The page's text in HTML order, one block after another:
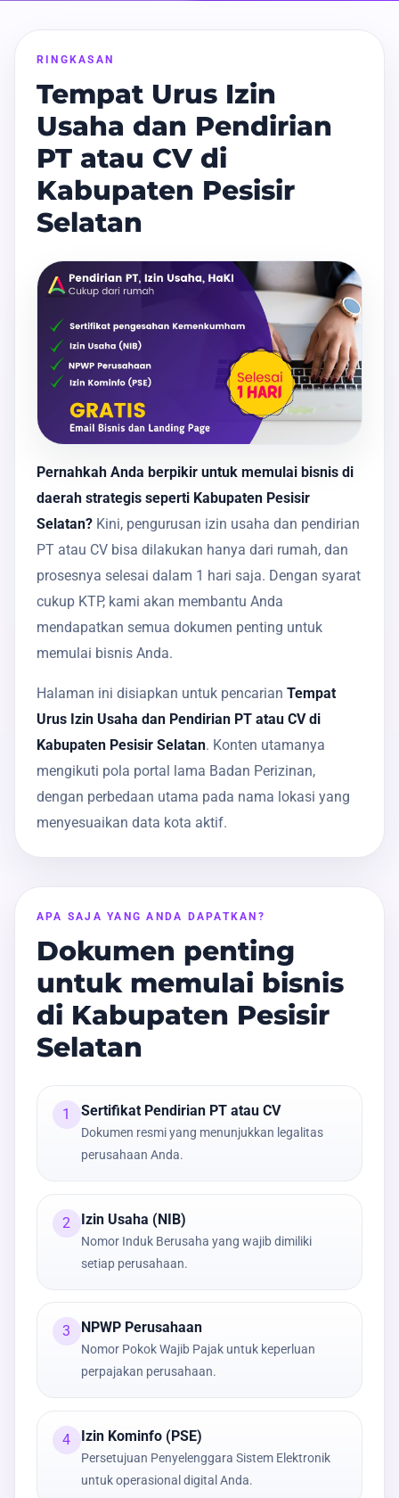
RINGKASAN
Tempat Urus Izin
Usaha dan Pendirian
PT atau CV di
Kabupaten Pesisir
Selatan
Pernahkah Anda berpikir untuk memulai bisnis di
daerah strategis seperti Kabupaten Pesisir
Selatan? Kini, pengurusan izin usaha dan pendirian
PT atau CV bisa dilakukan hanya dari rumah, dan
prosesnya selesai dalam 1 hari saja. Dengan syarat
cukup KTP, kami akan membantu Anda
mendapatkan semua dokumen penting untuk
memulai bisnis Anda.
Halaman ini disiapkan untuk pencarian Tempat
Urus Izin Usaha dan Pendirian PT atau CV di
Kabupaten Pesisir Selatan. Konten utamanya
mengikuti pola portal lama Badan Perizinan,
dengan perbedaan utama pada nama lokasi yang
menyesuaikan data kota aktif.
APA SAJA YANG ANDA DAPATKAN?
Dokumen penting
untuk memulai bisnis
di Kabupaten Pesisir
Selatan
1 Sertifikat Pendirian PT atau CV
Dokumen resmi yang menunjukkan legalitas
perusahaan Anda.
2 Izin Usaha (NIB)
Nomor Induk Berusaha yang wajib dimiliki
setiap perusahaan.
3 NPWP Perusahaan
Nomor Pokok Wajib Pajak untuk keperluan
perpajakan perusahaan.
4 Izin Kominfo (PSE)
Persetujuan Penyelenggara Sistem Elektronik
untuk operasional digital Anda.